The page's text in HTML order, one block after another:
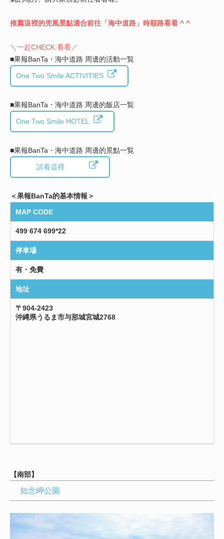
推薦這裡的兜風景點適合前往「海中道路」時順路看看 ^ ^
＼一起CHECK 看看／
■果報BanTa・海中道路 周邊的活動一覧
One Two Smile ACTIVITIES
■果報BanTa・海中道路 周邊的飯店一覧
One Two Smile HOTEL
■果報BanTa・海中道路 周邊的景點一覧
請看這裡
＜果報BanTa的基本情報＞
MAP CODE
499 674 699*22
停車場
有・免費
地址
〒904-2423
沖縄県うるま市与那城宮城2768
【南部】
知念岬公園